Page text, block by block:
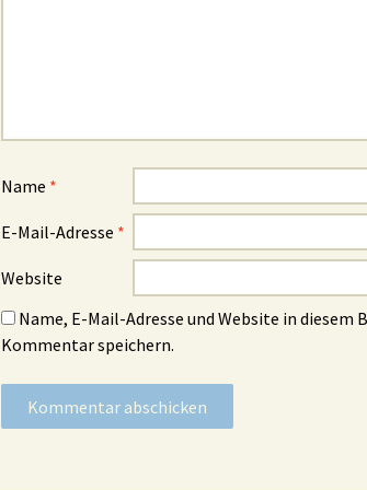
Name *
E-Mail-Adresse *
Website
Name, E-Mail-Adresse und Website in
Kommentar speichern.